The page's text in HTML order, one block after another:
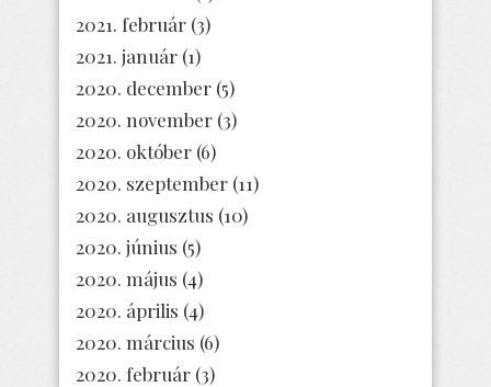
2021. február (3)
2021. január (1)
2020. december (5)
2020. november (3)
2020. október (6)
2020. szeptember (11)
2020. augusztus (10)
2020. június (5)
2020. május (4)
2020. április (4)
2020. március (6)
2020. február (3)